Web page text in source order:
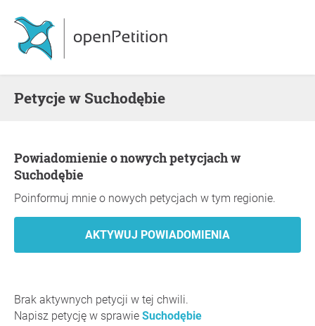
Petycje w Suchodębie
Powiadomienie o nowych petycjach w
Suchodębie
Poinformuj mnie o nowych petycjach w tym regionie.
Brak aktywnych petycji w tej chwili.
Napisz petycję w sprawie Suchodębie